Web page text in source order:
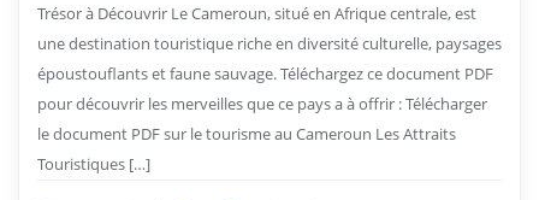
Trésor à Découvrir Le Cameroun, situé en Afrique centrale, est
une destination touristique riche en diversité culturelle, paysages
époustouflants et faune sauvage. Téléchargez ce document PDF
pour découvrir les merveilles que ce pays a à offrir : Télécharger
le document PDF sur le tourisme au Cameroun Les Attraits
Touristiques […]